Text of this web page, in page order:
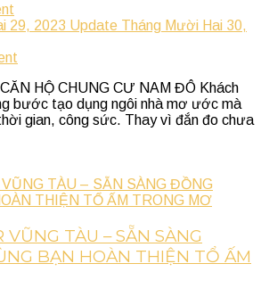
29, 2023 Update Tháng Mười Hai 30,
HỘ CHUNG CƯ NAM ĐÔ Khách
bước tạo dụng ngôi nhà mơ ước mà
gian, công sức. Thay vì đắn đo chưa
VŨNG TÀU – SẴN SÀNG
BẠN HOÀN THIỆN TỔ ẤM